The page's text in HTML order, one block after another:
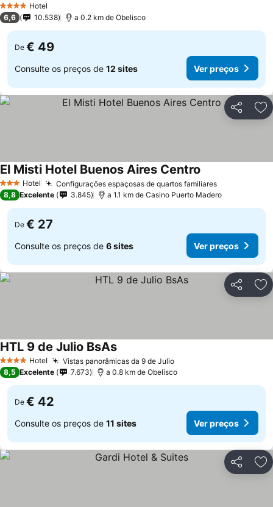
4 EstrelasHotel
6,6 10.538 a 0.2 km de Obelisco
De € 49
Consulte os preços de 12 sites Ver preços
Partilhar
3 EstrelasHotel Configurações espaçosas de quartos familiares
El Misti Hotel Buenos Aires Centro
8,8 Excelente 3.845 a 1.1 km de Casino Puerto Madero
De € 27
Consulte os preços de 6 sites Ver preços
Partilhar
4 EstrelasHotel Vistas panorâmicas da 9 de Julio
HTL 9 de Julio BsAs
8,5 Excelente 7.673 a 0.8 km de Obelisco
De € 42
Consulte os preços de 11 sites Ver preços
Partilhar